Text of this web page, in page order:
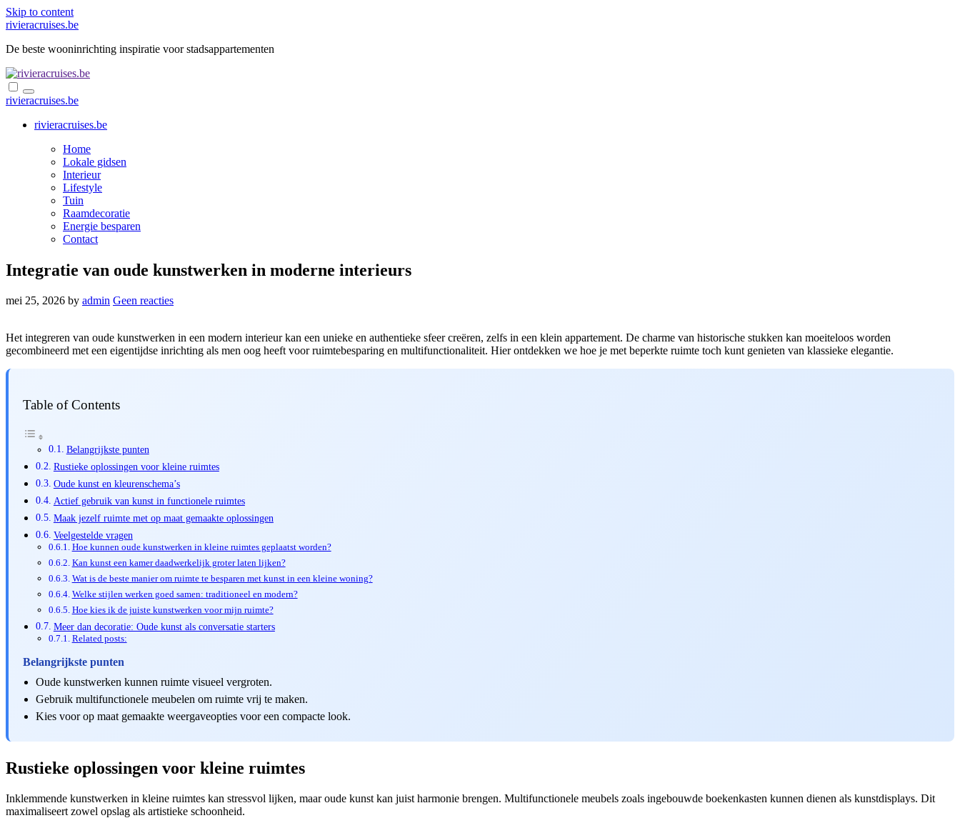
Skip to content
rivieracruises.be
De beste wooninrichting inspiratie voor stadsappartementen
rivieracruises.be
rivieracruises.be
Home
Lokale gidsen
Interieur
Lifestyle
Tuin
Raamdecoratie
Energie besparen
Contact
Integratie van oude kunstwerken in moderne interieurs
mei 25, 2026 by admin Geen reacties
Het integreren van oude kunstwerken in een modern interieur kan een unieke en authentieke sfeer creëren, zelfs in een klein appartement. De charme van historische stukken kan moeiteloos worden
gecombineerd met een eigentijdse inrichting als men oog heeft voor ruimtebesparing en multifunctionaliteit. Hier ontdekken we hoe je met beperkte ruimte toch kunt genieten van klassieke elegantie.
Table of Contents
Belangrijkste punten
Rustieke oplossingen voor kleine ruimtes
Oude kunst en kleurenschema’s
Actief gebruik van kunst in functionele ruimtes
Maak jezelf ruimte met op maat gemaakte oplossingen
Veelgestelde vragen
Hoe kunnen oude kunstwerken in kleine ruimtes geplaatst worden?
Kan kunst een kamer daadwerkelijk groter laten lijken?
Wat is de beste manier om ruimte te besparen met kunst in een kleine woning?
Welke stijlen werken goed samen: traditioneel en modern?
Hoe kies ik de juiste kunstwerken voor mijn ruimte?
Meer dan decoratie: Oude kunst als conversatie starters
Related posts:
Belangrijkste punten
Oude kunstwerken kunnen ruimte visueel vergroten.
Gebruik multifunctionele meubelen om ruimte vrij te maken.
Kies voor op maat gemaakte weergaveopties voor een compacte look.
Rustieke oplossingen voor kleine ruimtes
Inklemmende kunstwerken in kleine ruimtes kan stressvol lijken, maar oude kunst kan juist harmonie brengen. Multifunctionele meubels zoals ingebouwde boekenkasten kunnen dienen als kunstdisplays. Dit
maximaliseert zowel opslag als artistieke schoonheid.